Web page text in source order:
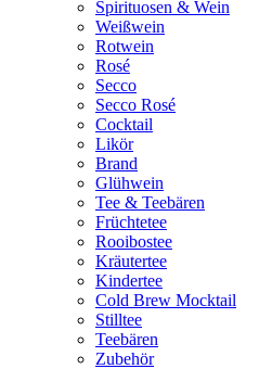
Spirituosen & Wein
Weißwein
Rotwein
Rosé
Secco
Secco Rosé
Cocktail
Likör
Brand
Glühwein
Tee & Teebären
Früchtetee
Rooibostee
Kräutertee
Kindertee
Cold Brew Mocktail
Stilltee
Teebären
Zubehör